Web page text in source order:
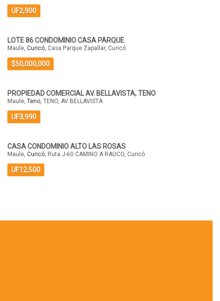
UF2,900
LOTE 86 CONDOMINIO CASA PARQUE
Maule, Curicó, Casa Parque Zapallar, Curicó
$50,000,000
PROPIEDAD COMERCIAL AV. BELLAVISTA, TENO
Maule, Teno, TENO, AV BELLAVISTA
UF3,990
CASA CONDOMINIO ALTO LAS ROSAS
Maule, Curicó, Ruta J-60 CAMINO A RAUCO, Curicó
UF12,500